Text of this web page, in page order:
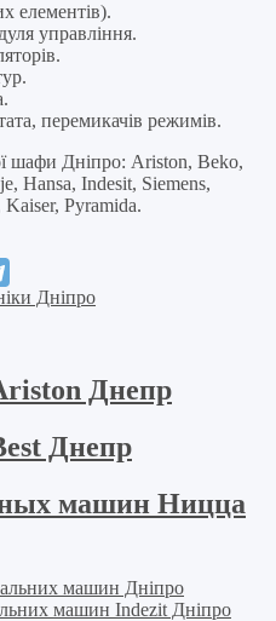
елементів).
управління.
перемикачів режимів.
шафи Дніпро: Ariston, Beko,
Hansa, Indesit, Siemens,
Pyramida.
Дніпро
Днепр
Днепр
машин Ницца
машин Дніпро
машин Indezit Дніпро